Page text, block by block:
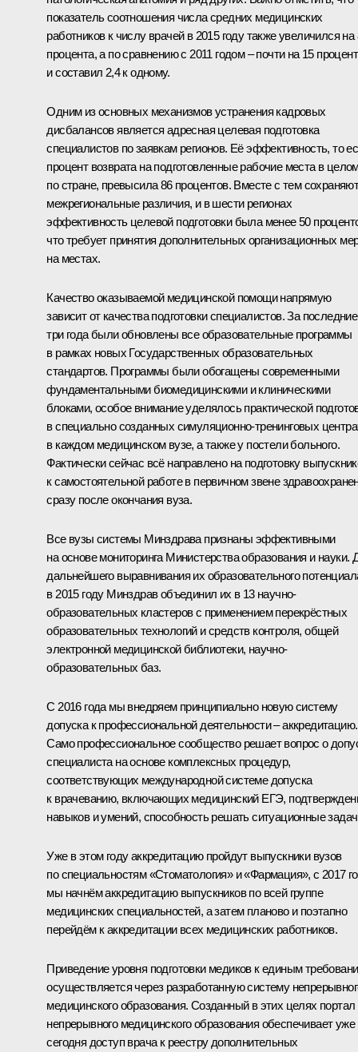
показатель соотношения числа средних медицинских
работников к числу врачей в 2015 году также увеличился на
процента, а по сравнению с 2011 годом – почти на 15
и составил 2,4 к одному.
Одним из основных механизмов устранения кадровых
дисбалансов является адресная целевая подготовка
специалистов по заявкам регионов. Её эффективность, то
процент возврата на подготовленные рабочие места в
по стране, превысила 86 процентов. Вместе с тем
межрегиональные различия, и в шести регионах
эффективность целевой подготовки была менее 50
что требует принятия дополнительных организационных
на местах.
Качество оказываемой медицинской помощи напрямую
зависит от качества подготовки специалистов. За последние
три года были обновлены все образовательные программы
в рамках новых Государственных образовательных
стандартов. Программы были обогащены современными
фундаментальными биомедицинскими и клиническими
блоками, особое внимание уделялось практической
в специально созданных симуляционно-тренинговых
в каждом медицинском вузе, а также у постели больного.
Фактически сейчас всё направлено на подготовку
к самостоятельной работе в первичном звене
сразу после окончания вуза.
Все вузы системы Минздрава признаны эффективными
на основе мониторинга Министерства образования и науки.
дальнейшего выравнивания их образовательного
в 2015 году Минздрав объединил их в 13 научно-
образовательных кластеров с применением перекрёстных
образовательных технологий и средств контроля, общей
электронной медицинской библиотеки, научно-
образовательных баз.
С 2016 года мы внедряем принципиально новую систему
допуска к профессиональной деятельности – аккредитацию.
Само профессиональное сообщество решает вопрос о
специалиста на основе комплексных процедур,
соответствующих международной системе допуска
к врачеванию, включающих медицинский ЕГЭ,
навыков и умений, способность решать ситуационные
Уже в этом году аккредитацию пройдут выпускники вузов
по специальностям «Стоматология» и «Фармация», с 2017
мы начнём аккредитацию выпускников по всей группе
медицинских специальностей, а затем планово и поэтапно
перейдём к аккредитации всех медицинских работников.
Приведение уровня подготовки медиков к единым
осуществляется через разработанную систему
медицинского образования. Созданный в этих целях портал
непрерывного медицинского образования обеспечивает уже
сегодня доступ врача к реестру дополнительных